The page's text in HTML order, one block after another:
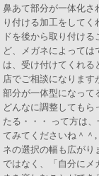
鼻あて部分が一体化さ
り付ける加工をして
ドを後から取り付け
ど、メガネによっては
は、受け付けてくれる
店でご相談になります
部分が一体型になって
どんなに調整しても
たる・・・ って方は
てみてくださいね＾＾
ネの選択の幅も広がり
ではなく、「自分にメ